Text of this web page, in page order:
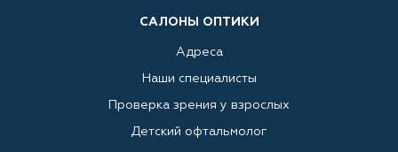
САЛОНЫ ОПТИКИ
Адреса
Наши специалисты
Проверка зрения у взрослых
Детский офтальмолог